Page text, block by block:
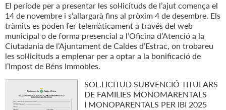
El període per a presentar les sol·licituds de l’ajut comença el
14 de novembre i s’allargarà fins al pròxim 4 de desembre. Els
tràmits es poden fer telemàticament a través del web
municipal o de forma presencial a l’Oficina d’Atenció a la
Ciutadania de l’Ajuntament de Caldes d’Estrac, on trobareu
les sol·licituds a emplenar per a optar a la bonificació de
l’Impost de Béns Immobles.
SOL.LICITUD SUBVENCIÓ TITULARS
DE FAMILIES MONOMARENTALS
I MONOPARENTALS PER IBI 2025